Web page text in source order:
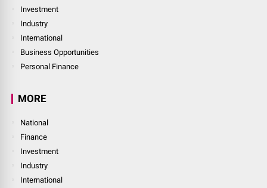
Investment
Industry
International
Business Opportunities
Personal Finance
MORE
National
Finance
Investment
Industry
International